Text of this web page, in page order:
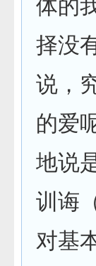
体的
择没
说，
的爱
地说
训诲
对基